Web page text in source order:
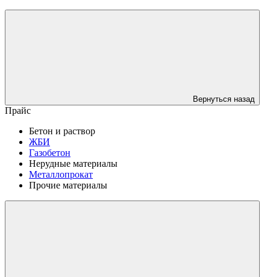
Вернуться назад
Прайс
Бетон и раствор
ЖБИ
Газобетон
Нерудные материалы
Металлопрокат
Прочие материалы